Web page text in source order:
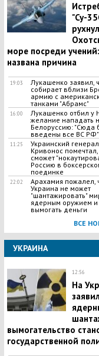
"Су-
море посреди учений:
названа причина
19:03
Лукашенко заявил,
собирает вблизи
армию с
танками "Абрамс"
16:00
Лукашенко отбил у
желание нападать
Белоруссию: "Сюда
введены все ВС РФ"
11:25
Украинский генерал
Кривонос помечтал,
сможет
Россию в
поединке
22:02
Арахамия пожалел,
Украина не может
"шантажировать"
ядерным оружием и
вымогать деньги
ВСЕ
УКРАИНА
12:56
На
вымогательство
государственной